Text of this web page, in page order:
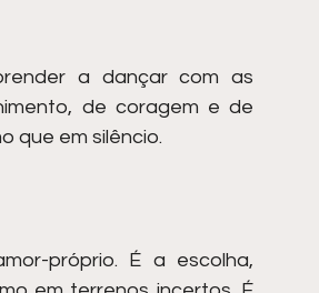
a dançar com as
de coragem e de
que em silêncio.
próprio. É a escolha,